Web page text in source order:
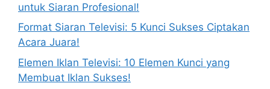
untuk Siaran Profesional!
Format Siaran Televisi: 5 Kunci Sukses Ciptakan
Acara Juara!
Elemen Iklan Televisi: 10 Elemen Kunci yang
Membuat Iklan Sukses!